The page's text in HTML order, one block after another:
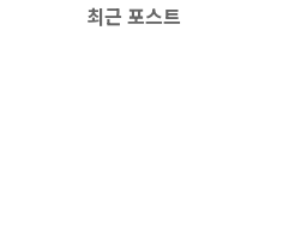
최근 포스트